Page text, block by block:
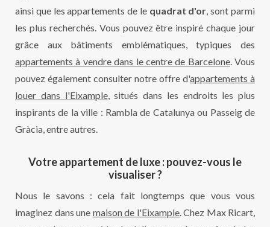
ainsi que les appartements de le quadrat d'or, sont parmi
les plus recherchés. Vous pouvez être inspiré chaque jour
grâce aux bâtiments emblématiques, typiques des
appartements à vendre dans le centre de Barcelone. Vous
pouvez également consulter notre offre d'appartements à
louer dans l'Eixample, situés dans les endroits les plus
inspirants de la ville : Rambla de Catalunya ou Passeig de
Gràcia, entre autres.
Votre appartement de luxe : pouvez-vous le
visualiser ?
Nous le savons : cela fait longtemps que vous vous
imaginez dans une maison de l'Eixample. Chez Max Ricart,